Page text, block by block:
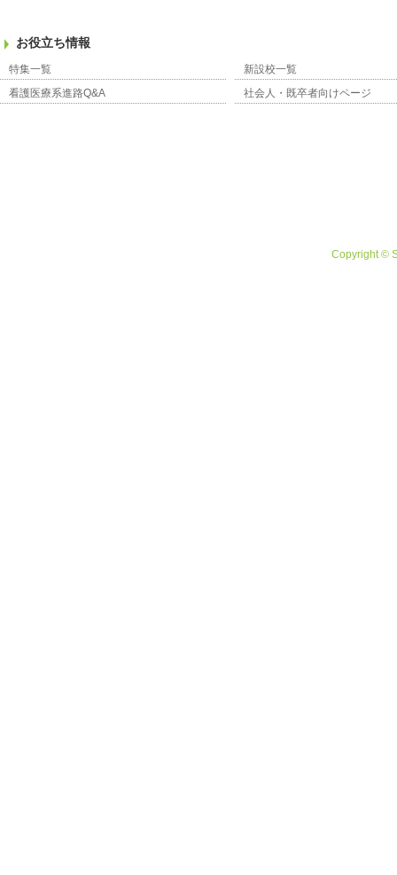
お役立ち情報
特集一覧
新設校一覧
看護医療系進路Q&A
社会人・既卒者向けページ
Copyright ©